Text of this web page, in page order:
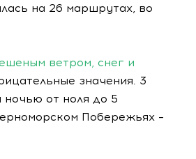
на 26 маршрутах, во
ветром, снег и
значения. 3
ночью от ноля до 5
Побережьях –